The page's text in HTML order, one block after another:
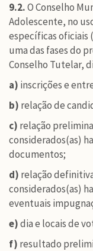
9.2.O Conselho
Adolescente, no
específicas oficiais
uma das fases do
Conselho Tutelar,
a) inscrições e
b) relação de
c) relação
considerados(as)
documentos;
d) relação
considerados(as)
eventuais
e)dia e locais de
f) resultado